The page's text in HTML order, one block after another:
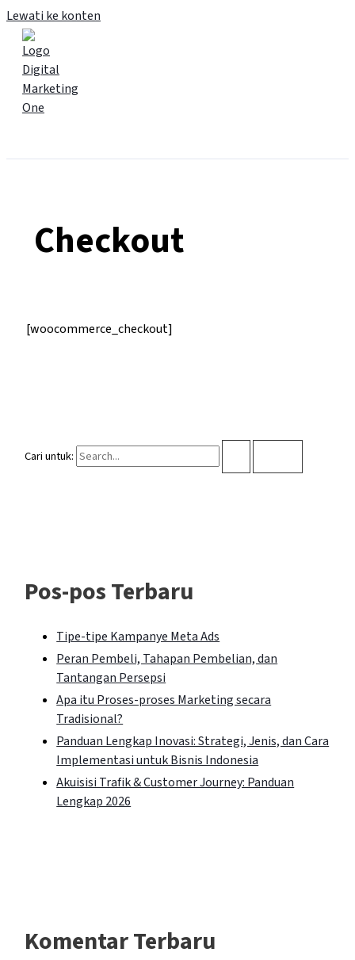
Lewati ke konten
Checkout
[woocommerce_checkout]
Cari untuk:
Pos-pos Terbaru
Tipe-tipe Kampanye Meta Ads
Peran Pembeli, Tahapan Pembelian, dan
Tantangan Persepsi
Apa itu Proses-proses Marketing secara
Tradisional?
Panduan Lengkap Inovasi: Strategi, Jenis, dan Cara
Implementasi untuk Bisnis Indonesia
Akuisisi Trafik & Customer Journey: Panduan
Lengkap 2026
Komentar Terbaru